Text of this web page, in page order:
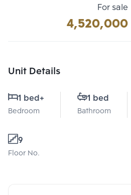
For sale
Unit Details
1 bed+
Bedroom
1 bed
Bathroom
9
Floor No.